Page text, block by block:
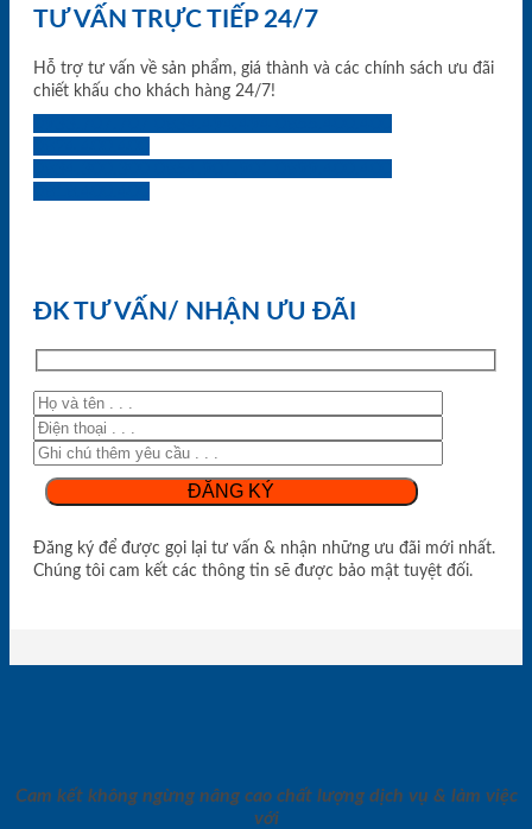
TƯ VẤN TRỰC TIẾP 24/7
Hỗ trợ tư vấn về sản phẩm, giá thành và các chính sách ưu đãi
chiết khấu cho khách hàng 24/7!
ĐK TƯ VẤN/ NHẬN ƯU ĐÃI
Đăng ký để được gọi lại tư vấn & nhận những ưu đãi mới nhất.
Chúng tôi cam kết các thông tin sẽ được bảo mật tuyệt đối.
Cam kết không ngừng nâng cao chất lượng dịch vụ & làm việc
với